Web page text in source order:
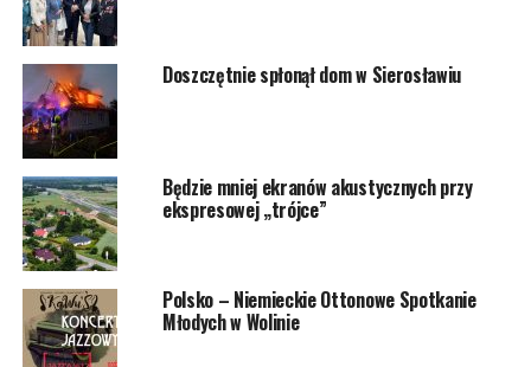
POWIĄZANE TEMATY:
NASTĘPNY
Piknik „Archiwalny Wolin” w Mokrzycy Małej
NIE PRZEGAP
Piknik z muzealnym archiwum. Zajrzyjcie do domowego
archiwum
Doszczętnie spłonął dom w Sierosławiu
Będzie mniej ekranów akustycznych przy
ekspresowej „trójce”
Polsko – Niemieckie Ottonowe Spotkanie
Młodych w Wolinie